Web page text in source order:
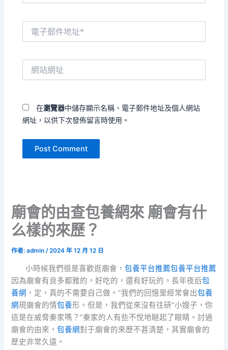
在瀏覽器中儲存顯示名稱、電子郵件地址及個人網站
網址，以供下次發佈留言時使用。
廟會的由查包養網來 廟會有什
么樣的來歷？
作者:admin/2024 年 12 月 12 日
小時候我們很是喜歡逛廟會，包養平台推薦包養平台推薦
因為廟會有良多都雅的，好吃的，還有好玩的。長年夜后包
養網 ，定，真的不需要自己做。”我們的回憶里經常會出包養
網現廟會的情包養形。但是，我們從來沒有往研“小嫂子，你
這是在威脅秦家嗎？”秦家的人有些不悅地瞇起了眼睛。討過
廟會的由來，包養網對于廟會的來歷不甚清楚，其實廟會的
歷史非常久遠。